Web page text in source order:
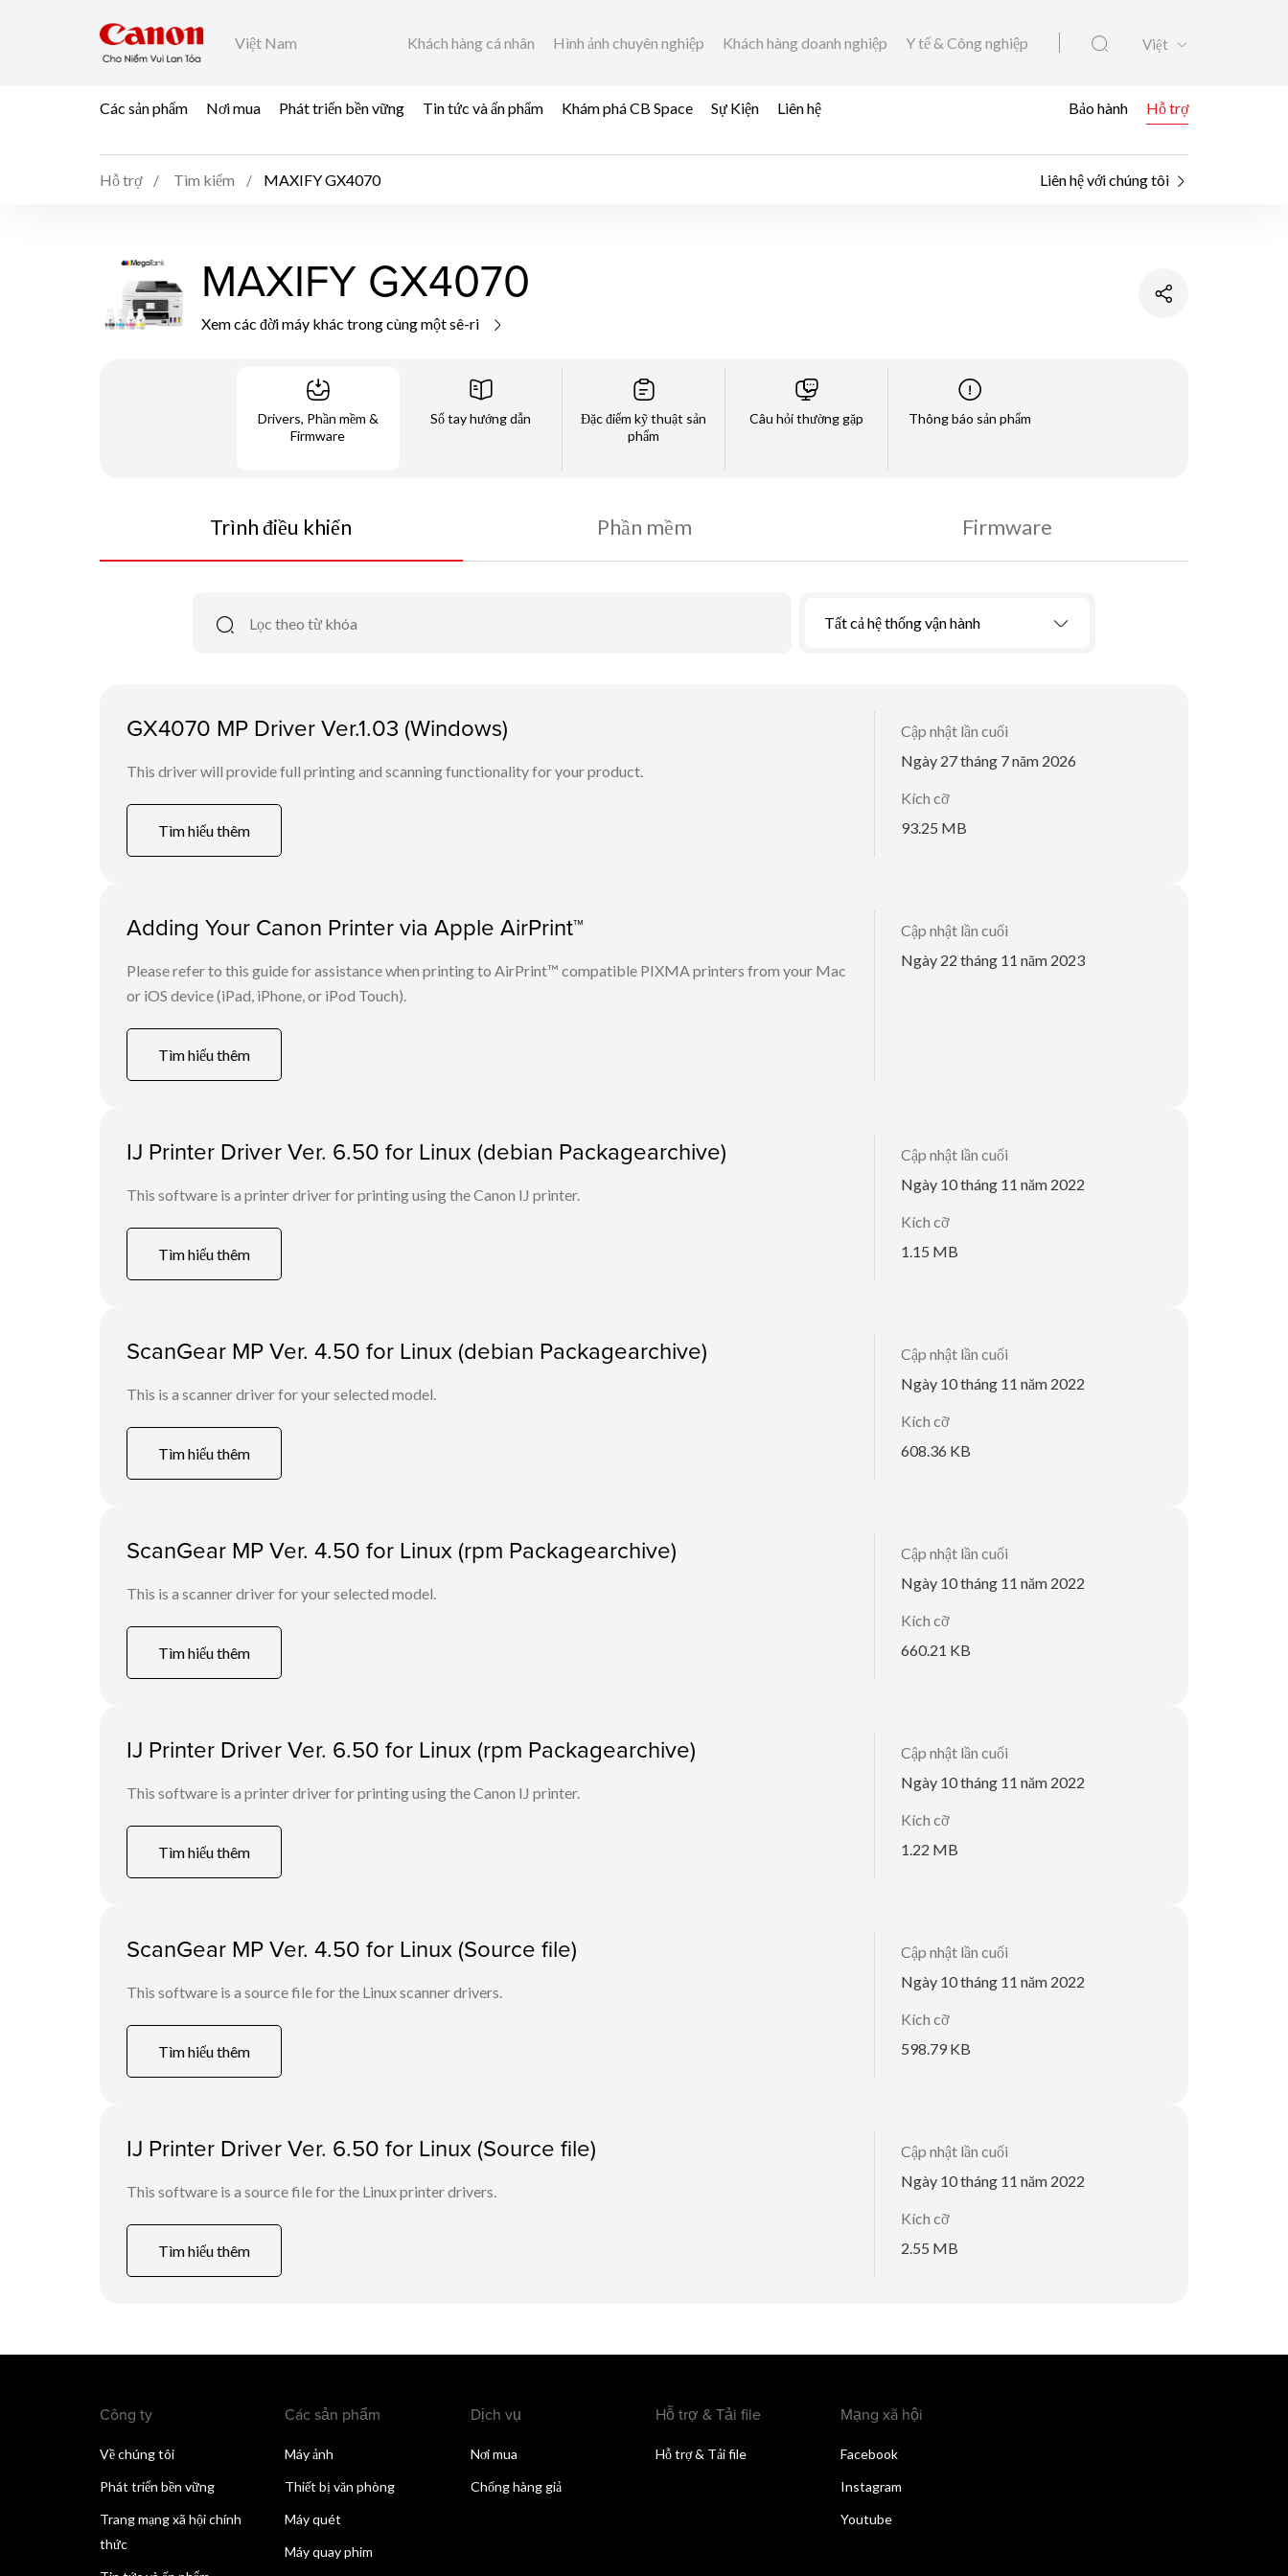
Việt Nam Khách hàng cá nhân Hình ảnh chuyên nghiệp Khách hàng doanh nghiệp Y tế & Công nghiệp Việt
Các sản phẩm Nơi mua Phát triển bền vững Tin tức và ấn phẩm Khám phá CB Space Sự Kiện Liên hệ Bảo hành Hỗ trợ
Hỗ trợ Tìm kiếm MAXIFY GX4070 Liên hệ với chúng tôi
MAXIFY GX4070
Xem các đời máy khác trong cùng một sê-ri
Drivers, Phần mềm &
Firmware
Sổ tay hướng dẫn
Đặc điểm kỹ thuật sản
phẩm
Câu hỏi thường gặp Thông báo sản phẩm
Trình điều khiển Phần mềm Firmware
Tất cả hệ thống vận hành
GX4070 MP Driver Ver.1.03 (Windows)
This driver will provide full printing and scanning functionality for your product.
Tìm hiểu thêm
Cập nhật lần cuối
Ngày 27 tháng 7 năm 2026
Kích cỡ
93.25 MB
Adding Your Canon Printer via Apple AirPrint™
Please refer to this guide for assistance when printing to AirPrint™ compatible PIXMA printers from your Mac
or iOS device (iPad, iPhone, or iPod Touch).
Tìm hiểu thêm
Cập nhật lần cuối
Ngày 22 tháng 11 năm 2023
IJ Printer Driver Ver. 6.50 for Linux (debian Packagearchive)
This software is a printer driver for printing using the Canon IJ printer.
Tìm hiểu thêm
Cập nhật lần cuối
Ngày 10 tháng 11 năm 2022
Kích cỡ
1.15 MB
ScanGear MP Ver. 4.50 for Linux (debian Packagearchive)
This is a scanner driver for your selected model.
Tìm hiểu thêm
Cập nhật lần cuối
Ngày 10 tháng 11 năm 2022
Kích cỡ
608.36 KB
ScanGear MP Ver. 4.50 for Linux (rpm Packagearchive)
This is a scanner driver for your selected model.
Tìm hiểu thêm
Cập nhật lần cuối
Ngày 10 tháng 11 năm 2022
Kích cỡ
660.21 KB
IJ Printer Driver Ver. 6.50 for Linux (rpm Packagearchive)
This software is a printer driver for printing using the Canon IJ printer.
Tìm hiểu thêm
Cập nhật lần cuối
Ngày 10 tháng 11 năm 2022
Kích cỡ
1.22 MB
ScanGear MP Ver. 4.50 for Linux (Source file)
This software is a source file for the Linux scanner drivers.
Tìm hiểu thêm
Cập nhật lần cuối
Ngày 10 tháng 11 năm 2022
Kích cỡ
598.79 KB
IJ Printer Driver Ver. 6.50 for Linux (Source file)
This software is a source file for the Linux printer drivers.
Tìm hiểu thêm
Cập nhật lần cuối
Ngày 10 tháng 11 năm 2022
Kích cỡ
2.55 MB
Công ty
Về chúng tôi
Phát triển bền vững
Trang mạng xã hội chính
thức
Các sản phẩm
Máy ảnh
Thiết bị văn phòng
Máy quét
Máy quay phim
Dịch vụ
Nơi mua
Chống hàng giả
Hỗ trợ & Tải file
Hỗ trợ & Tải file
Mạng xã hội
Facebook
Instagram
Youtube